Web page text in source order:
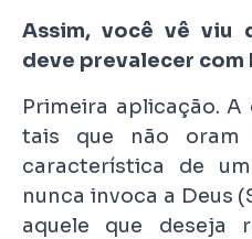
Assim, você vê viu
deve prevalecer com
Primeira aplicação.
tais que não oram
característica de
nunca invoca a Deus
aquele que deseja